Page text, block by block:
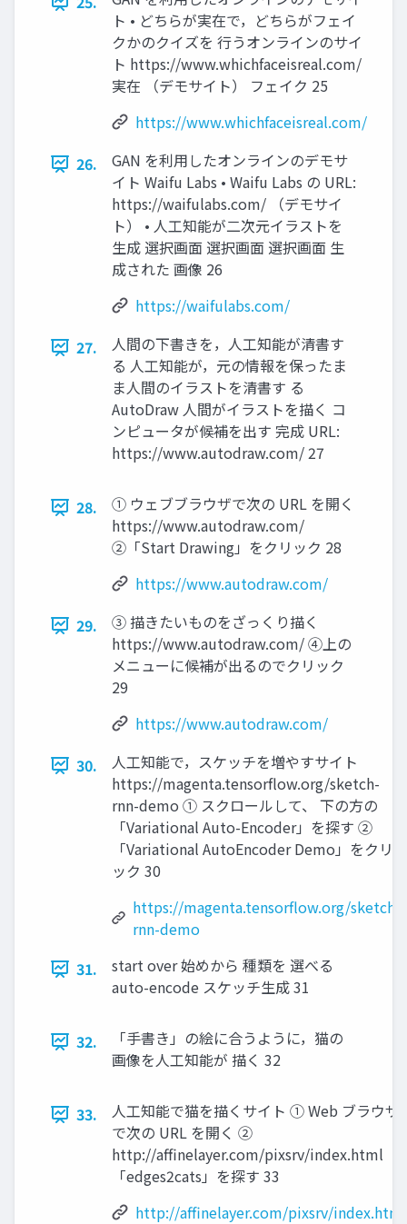
ト • どちらが実在で，どちらがフェイ
クかのクイズを 行うオンラインのサイ
ト https://www.whichfaceisreal.com/
実在 （デモサイト） フェイク 25
https://www.whichfaceisreal.com/
26.
GAN を利用したオンラインのデモサ
イト Waifu Labs • Waifu Labs の URL:
https://waifulabs.com/ （デモサイ
ト） • 人工知能が二次元イラストを
生成 選択画面 選択画面 選択画面 生
成された 画像 26
https://waifulabs.com/
27.
人間の下書きを，人工知能が清書す
る 人工知能が，元の情報を保ったま
ま人間のイラストを清書す る
AutoDraw 人間がイラストを描く コ
ンピュータが候補を出す 完成 URL:
https://www.autodraw.com/ 27
28.
① ウェブブラウザで次の URL を開く
https://www.autodraw.com/
②「Start Drawing」をクリック 28
https://www.autodraw.com/
29.
③ 描きたいものをざっくり描く
https://www.autodraw.com/ ④上の
メニューに候補が出るのでクリック
29
https://www.autodraw.com/
30.
人工知能で，スケッチを増やすサイト
https://magenta.tensorflow.org/sketch-
rnn-demo ① スクロールして、 下の方の
「Variational Auto-Encoder」を探す ②
「Variational AutoEncoder Demo」をクリ
ック 30
https://magenta.tensorflow.org/sketch-
rnn-demo
31.
start over 始めから 種類を 選べる
auto-encode スケッチ生成 31
32.
「手書き」の絵に合うように，猫の
画像を人工知能が 描く 32
33.
人工知能で猫を描くサイト ① Web ブラウザ
で次の URL を開く ②
http://affinelayer.com/pixsrv/index.html
「edges2cats」を探す 33
http://affinelayer.com/pixsrv/index.html